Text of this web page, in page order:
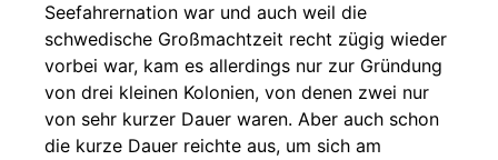
Seefahrernation war und auch weil die
schwedische Großmachtzeit recht zügig wieder
vorbei war, kam es allerdings nur zur Gründung
von drei kleinen Kolonien, von denen zwei nur
von sehr kurzer Dauer waren. Aber auch schon
die kurze Dauer reichte aus, um sich am